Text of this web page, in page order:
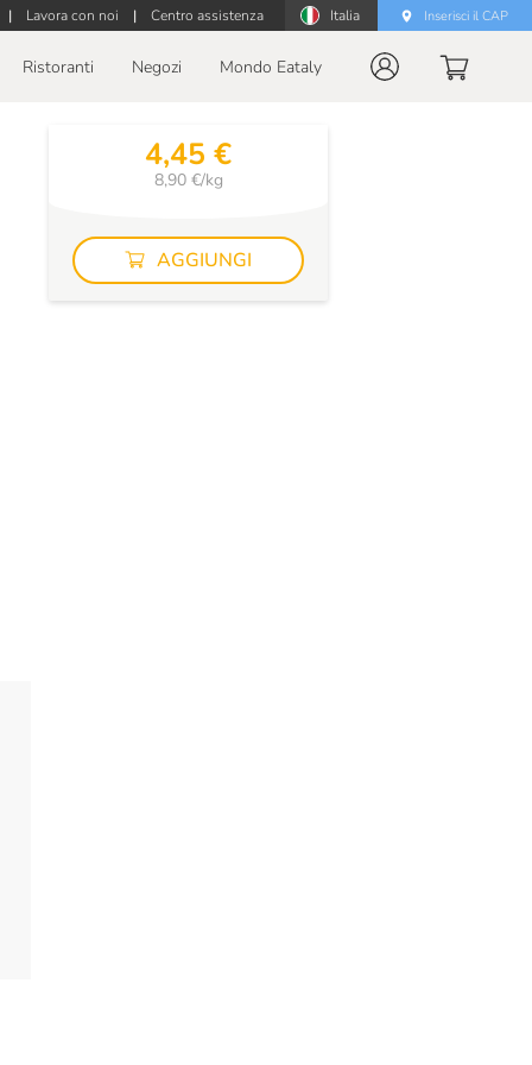
| Lavora con noi | Centro assistenza Italia Inserisci il CAP
Ristoranti Negozi Mondo Eataly
4,45 €
8,90 €/kg
AGGIUNGI